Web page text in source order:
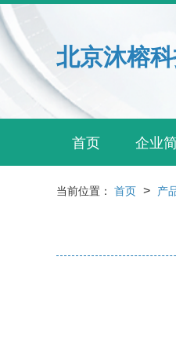
北京沐榕
首页 企业
当前位置： 首页 > 产